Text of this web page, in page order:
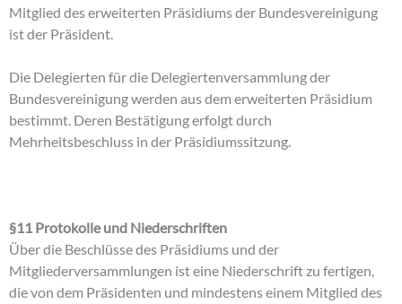
Mitglied des erweiterten Präsidiums der Bundesvereinigung
ist der Präsident.
Die Delegierten für die Delegiertenversammlung der
Bundesvereinigung werden aus dem erweiterten Präsidium
bestimmt. Deren Bestätigung erfolgt durch
Mehrheitsbeschluss in der Präsidiumssitzung.
§11 Protokolle und Niederschriften
Über die Beschlüsse des Präsidiums und der
Mitgliederversammlungen ist eine Niederschrift zu fertigen,
die von dem Präsidenten und mindestens einem Mitglied des